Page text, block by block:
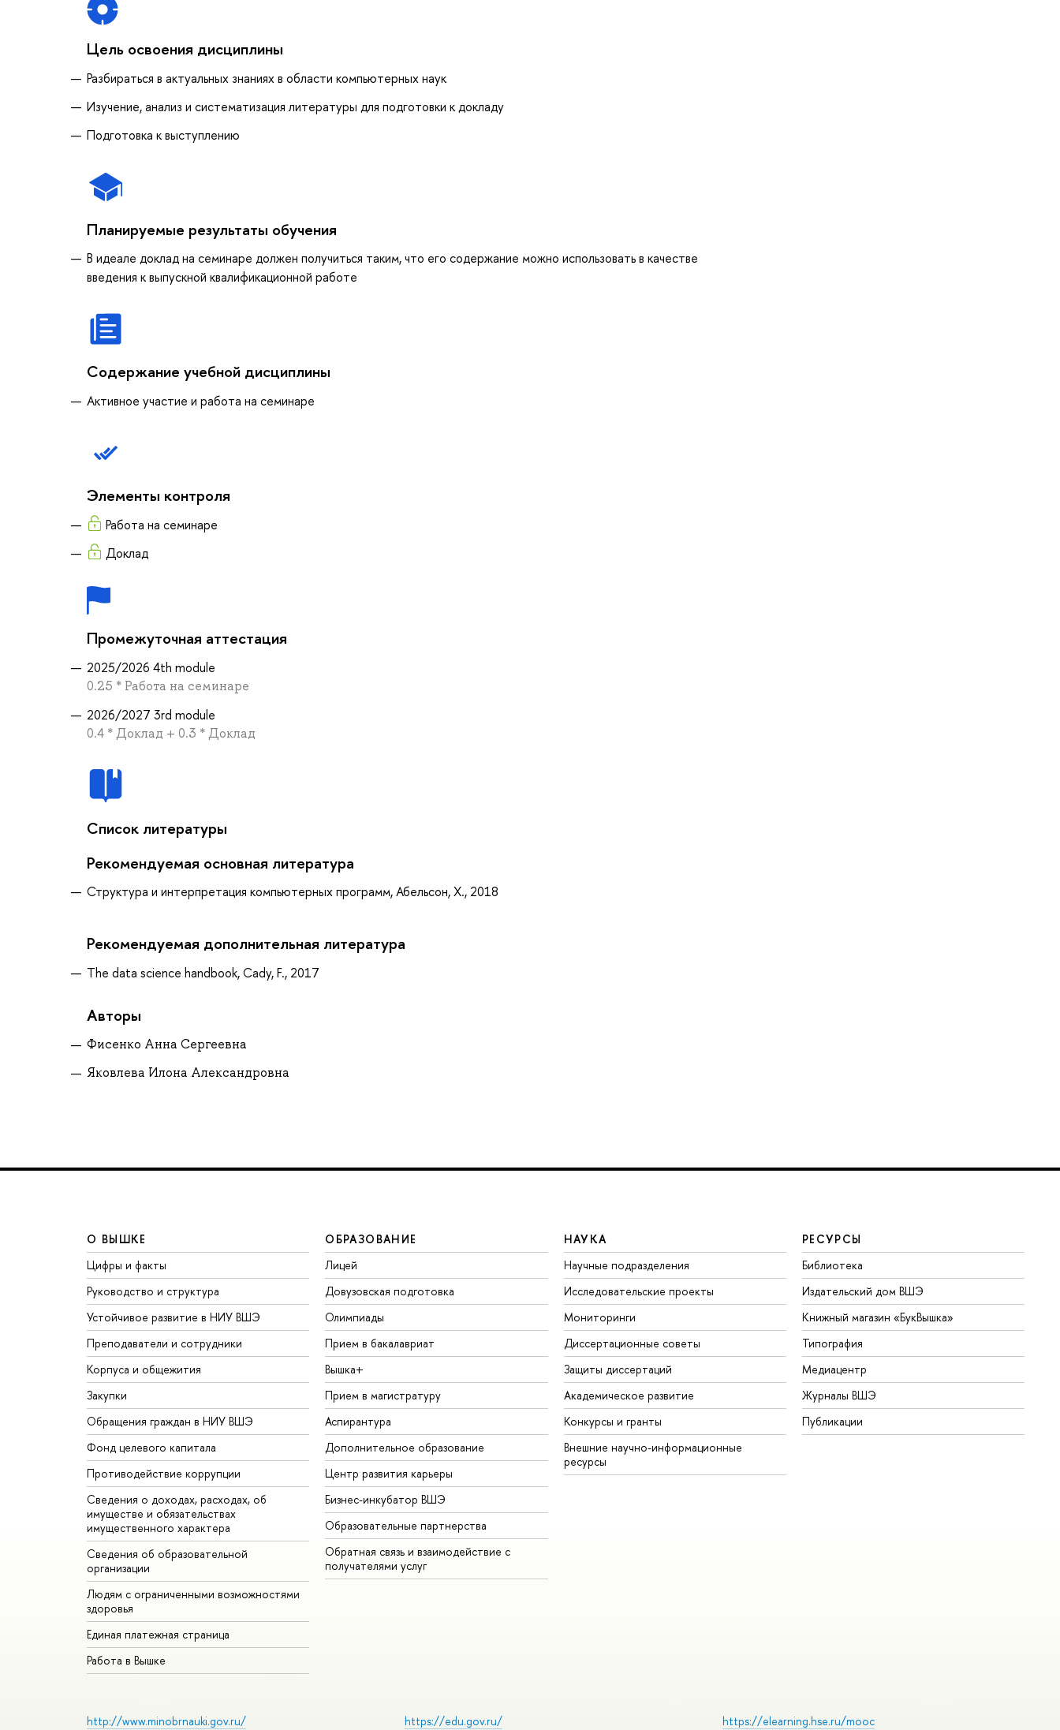
Цель освоения дисциплины
Разбираться в актуальных знаниях в области компьютерных наук
Изучение, анализ и систематизация литературы для подготовки к докладу
Подготовка к выступлению
Планируемые результаты обучения
В идеале доклад на семинаре должен получиться таким, что его содержание можно использовать в качестве
введения к выпускной квалификационной работе
Содержание учебной дисциплины
Активное участие и работа на семинаре
Элементы контроля
Работа на семинаре
Доклад
Промежуточная аттестация
2025/2026 4th module
0.25 * Работа на семинаре
2026/2027 3rd module
0.4 * Доклад + 0.3 * Доклад
Список литературы
Рекомендуемая основная литература
Структура и интерпретация компьютерных программ, Абельсон, Х., 2018
Рекомендуемая дополнительная литература
The data science handbook, Cady, F., 2017
Авторы
Фисенко Анна Сергеевна
Яковлева Илона Александровна
О ВЫШКЕ
Цифры и факты
Руководство и структура
Устойчивое развитие в НИУ ВШЭ
Преподаватели и сотрудники
Корпуса и общежития
Закупки
Обращения граждан в НИУ ВШЭ
Фонд целевого капитала
Противодействие коррупции
Сведения о доходах, расходах, об
имуществе и обязательствах
имущественного характера
Сведения об образовательной
организации
Людям с ограниченными возможностями
здоровья
Единая платежная страница
Работа в Вышке
ОБРАЗОВАНИЕ
Лицей
Довузовская подготовка
Олимпиады
Прием в бакалавриат
Вышка+
Прием в магистратуру
Аспирантура
Дополнительное образование
Центр развития карьеры
Бизнес-инкубатор ВШЭ
Образовательные партнерства
Обратная связь и взаимодействие с
получателями услуг
НАУКА
Научные подразделения
Исследовательские проекты
Мониторинги
Диссертационные советы
Защиты диссертаций
Академическое развитие
Конкурсы и гранты
Внешние научно-информационные
ресурсы
РЕСУРСЫ
Библиотека
Издательский дом ВШЭ
Книжный магазин «БукВышка»
Типография
Медиацентр
Журналы ВШЭ
Публикации
http://www.minobrnauki.gov.ru/ https://edu.gov.ru/ https://elearning.hse.ru/mooc